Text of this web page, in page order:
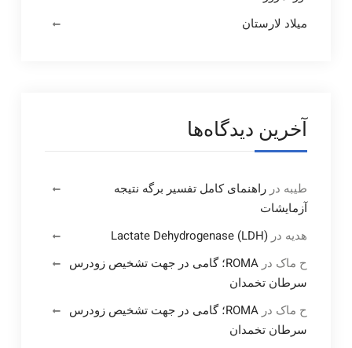
میلاد لارستان
آخرین دیدگاه‌ها
طیبه در راهنمای کامل تفسیر برگه نتیجه
آزمایشات
هدیه در Lactate Dehydrogenase (LDH)
ح ماک در
ROMA؛ گامی در جهت تشخیص زودرس
سرطان تخمدان
ح ماک در
ROMA؛ گامی در جهت تشخیص زودرس
سرطان تخمدان